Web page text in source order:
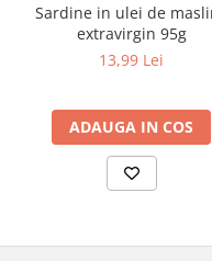
Sardine in ulei de
extravirgin 95g
13,99 Lei
ADAUGA IN COS